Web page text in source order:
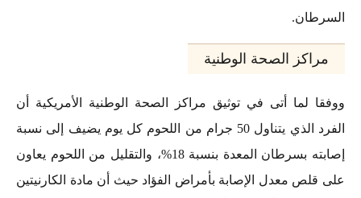
السرطان.
مراكز الصحة الوطنية
ووفقا لما أتى في توثيق مراكز الصحة الوطنية الأمريكية أن
الفرد الذي يتناول 50 جرام من اللحوم كل يوم يضيف إلى نسبة
إصابته بسرطان المعدة بنسبة 18%، والتقليل من اللحوم يعاون
على قلص معدل الإصابة بأمراض الفؤاد حيث أن مادة الكارنيتين